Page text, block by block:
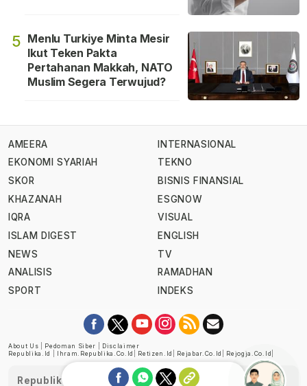
5 Menlu Turkiye Minta Mesir
Ikut Teken Pakta
Pertahanan Makkah, NATO
Muslim Segera Terwujud?
AMEERA
EKONOMI SYARIAH
SKOR
KHAZANAH
IQRA
ISLAM DIGEST
NEWS
ANALISIS
SPORT
INTERNASIONAL
TEKNO
BISNIS FINANSIAL
ESGNOW
VISUAL
ENGLISH
TV
RAMADHAN
INDEKS
About Us Pedoman Siber
Disclaimer
Republika.id
Ihram.republika.co.id Retizen.id Rejabar.co.id Rejogja.co.id
Republika telah diverifikasi oleh Dewan Pers